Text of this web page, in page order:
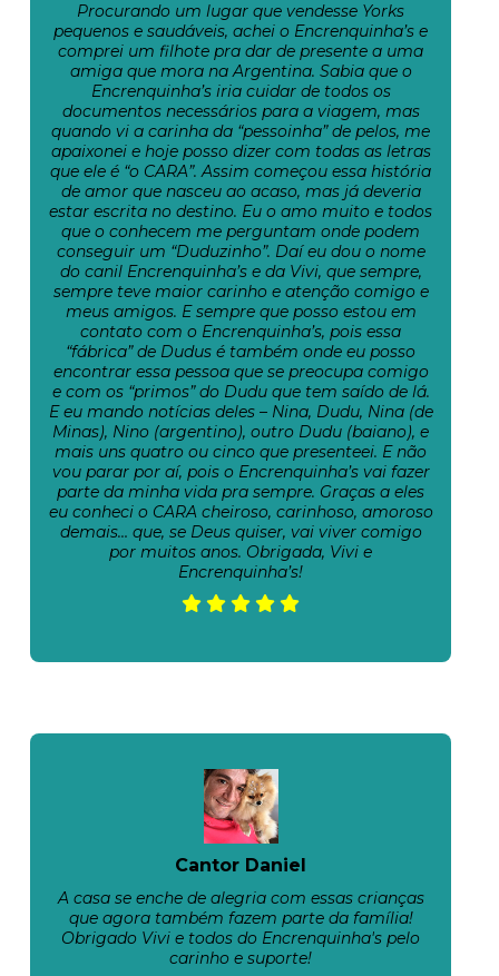
Procurando um lugar que vendesse Yorks
pequenos e saudáveis, achei o Encrenquinha’s e
comprei um filhote pra dar de presente a uma
amiga que mora na Argentina. Sabia que o
Encrenquinha’s iria cuidar de todos os
documentos necessários para a viagem, mas
quando vi a carinha da “pessoinha” de pelos, me
apaixonei e hoje posso dizer com todas as letras
que ele é “o CARA”. Assim começou essa história
de amor que nasceu ao acaso, mas já deveria
estar escrita no destino. Eu o amo muito e todos
que o conhecem me perguntam onde podem
conseguir um “Duduzinho”. Daí eu dou o nome
do canil Encrenquinha’s e da Vivi, que sempre,
sempre teve maior carinho e atenção comigo e
meus amigos. E sempre que posso estou em
contato com o Encrenquinha’s, pois essa
“fábrica” de Dudus é também onde eu posso
encontrar essa pessoa que se preocupa comigo
e com os “primos” do Dudu que tem saído de lá.
E eu mando notícias deles – Nina, Dudu, Nina (de
Minas), Nino (argentino), outro Dudu (baiano), e
mais uns quatro ou cinco que presenteei. E não
vou parar por aí, pois o Encrenquinha’s vai fazer
parte da minha vida pra sempre. Graças a eles
eu conheci o CARA cheiroso, carinhoso, amoroso
demais… que, se Deus quiser, vai viver comigo
por muitos anos. Obrigada, Vivi e
Encrenquinha’s!
Cantor Daniel
A casa se enche de alegria com essas crianças
que agora também fazem parte da família!
Obrigado Vivi e todos do Encrenquinha's pelo
carinho e suporte!